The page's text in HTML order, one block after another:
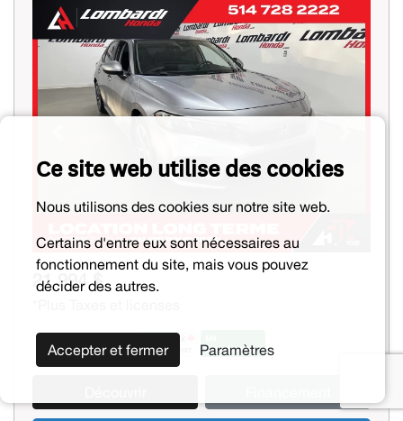
21 994 $
Ce site web utilise des cookies
Nous utilisons des cookies sur notre site web.
Certains d'entre eux sont nécessaires au
fonctionnement du site, mais vous pouvez
décider des autres.
Accepter et fermer Paramètres